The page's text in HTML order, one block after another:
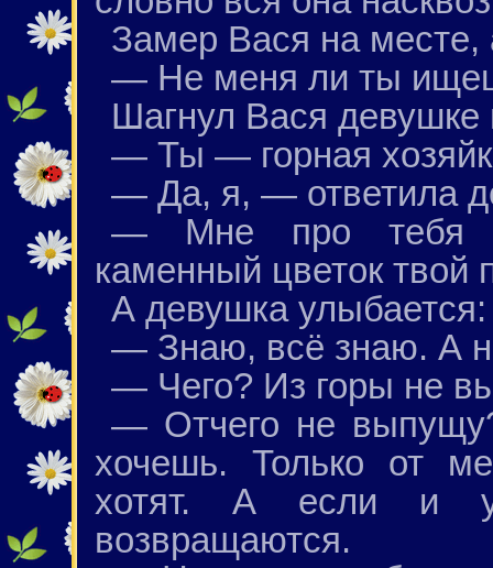
Замер Вася на
— Не меня ли ты
Шагнул Вася девушке
— Ты — горная
— Да, я, — ответила
— Мне про тебя
каменный цветок твой
А девушка улыбается:
— Знаю, всё знаю. А
— Чего? Из горы не
— Отчего не
хочешь. Только от
хотят. А если и
возвращаются.